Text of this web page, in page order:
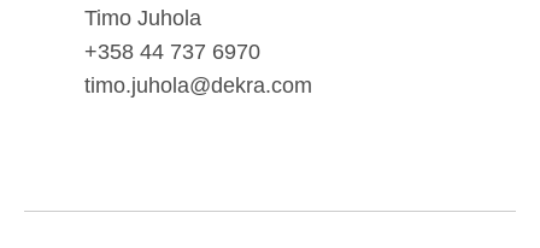
Timo Juhola
+358 44 737 6970
timo.juhola@dekra.com